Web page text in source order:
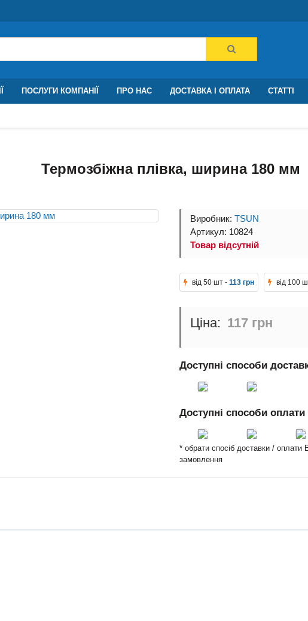
ПОСЛУГИ КОМПАНІЇ ПРО НАС ДОСТАВКА І ОПЛАТА СТАТТІ
Термозбіжна плівка, ширина 180 мм
Виробник: TSUN
Артикул: 10824
Товар відсутній
від 50 шт - 113 грн від 100
117 грн
Доступні способи
Доступні способи оплати
* обрати спосіб доставки /
замовлення